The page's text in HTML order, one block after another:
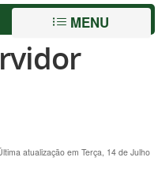
MENU
atualização em Terça, 14 de Julho